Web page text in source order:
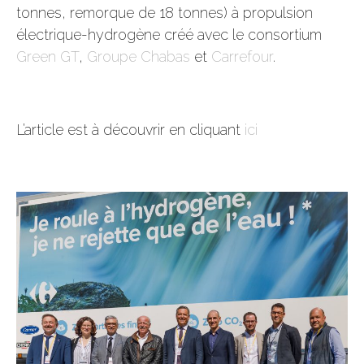
tonnes, remorque de 18 tonnes) à propulsion
électrique-hydrogène créé avec le consortium
Green GT, Groupe Chabas et Carrefour.
L’article est à découvrir en cliquant ici